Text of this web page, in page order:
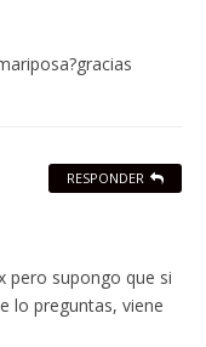
pero supongo que si
lo preguntas, viene
RESPONDER